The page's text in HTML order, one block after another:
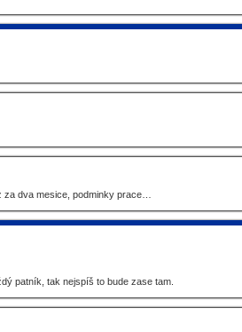
za dva mesice, podminky prace…
patník, tak nejspíš to bude zase tam.